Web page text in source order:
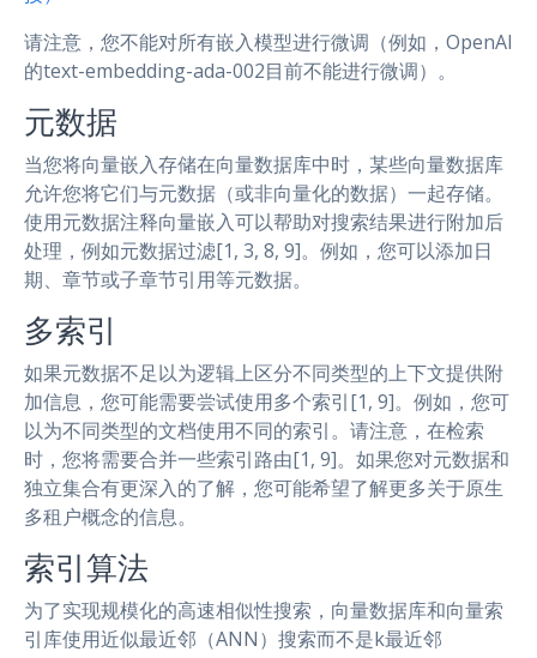
请注意，您不能对所有嵌入模型进行微调（例如，OpenAI
的text-embedding-ada-002目前不能进行微调）。
元数据
当您将向量嵌入存储在向量数据库中时，某些向量数据库
允许您将它们与元数据（或非向量化的数据）一起存储。
使用元数据注释向量嵌入可以帮助对搜索结果进行附加后
处理，例如元数据过滤[1, 3, 8, 9]。例如，您可以添加日
期、章节或子章节引用等元数据。
多索引
如果元数据不足以为逻辑上区分不同类型的上下文提供附
加信息，您可能需要尝试使用多个索引[1, 9]。例如，您可
以为不同类型的文档使用不同的索引。请注意，在检索
时，您将需要合并一些索引路由[1, 9]。如果您对元数据和
独立集合有更深入的了解，您可能希望了解更多关于原生
多租户概念的信息。
索引算法
为了实现规模化的高速相似性搜索，向量数据库和向量索
引库使用近似最近邻（ANN）搜索而不是k最近邻